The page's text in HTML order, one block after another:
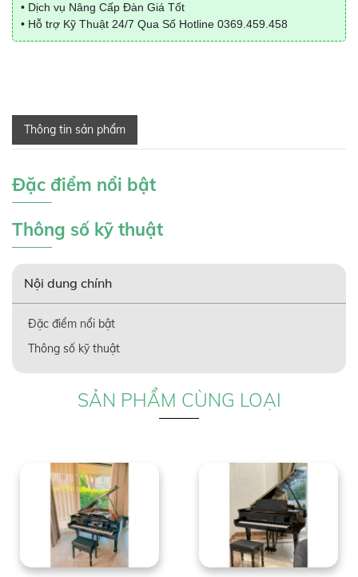
• Dịch vụ Nâng Cấp Đàn Giá Tốt
• Hỗ trợ Kỹ Thuật 24/7 Qua Số Hotline 0369.459.458
Thông tin sản phẩm
Đặc điểm nổi bật
Thông số kỹ thuật
Nội dung chính
Đặc điểm nổi bật
SẢN PHẨM CÙNG LOẠI